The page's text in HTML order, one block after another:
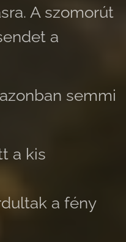
A szomorút
a
semmi
a kis
a fény